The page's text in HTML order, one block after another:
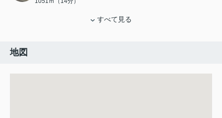
すべて見る
地図